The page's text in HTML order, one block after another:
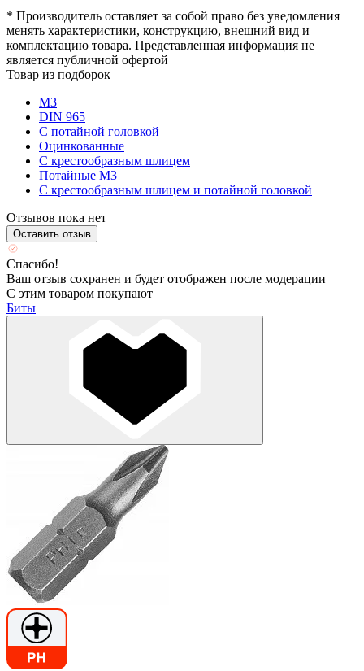
* Производитель оставляет за собой право без уведомления
менять характеристики, конструкцию, внешний вид и
комплектацию товара. Представленная информация не
является публичной офертой
Товар из подборок
М3
DIN 965
С потайной головкой
Оцинкованные
С крестообразным шлицем
Потайные М3
С крестообразным шлицем и потайной головкой
Отзывов пока нет
Оставить отзыв
Спасибо!
Ваш отзыв сохранен и будет отображен после модерации
С этим товаром покупают
Биты